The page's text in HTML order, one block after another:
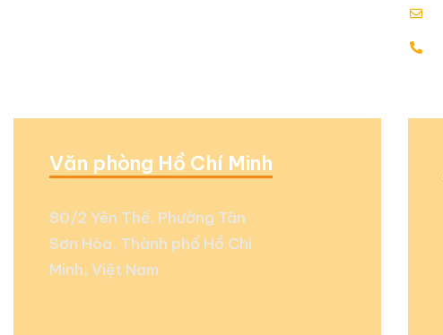
Văn phòng Hồ Chí Minh
80/2 Yên Thế, Phường Tân
Sơn Hòa, Thành phố Hồ Chí
Minh, Việt Nam